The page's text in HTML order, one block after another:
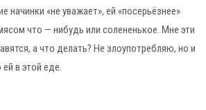
начинки «не уважает», ей «посерьёзнее»
что — нибудь или солененькое. Мне эти
а что делать? Не злоупотребляю, но и
в этой еде.